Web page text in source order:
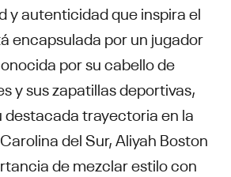
y autenticidad que inspira el
encapsulada por un jugador
por su cabello de
y sus zapatillas deportivas,
destacada trayectoria en la
del Sur, Aliyah Boston
de mezclar estilo con